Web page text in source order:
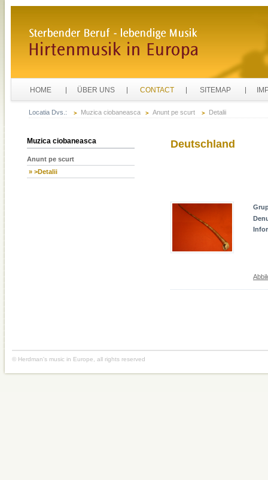
HOME ÜBER UNS CONTACT SITEMAP
Locatia Dvs.: Muzica ciobaneasca Anunt pe scurt Detalii
Muzica ciobaneasca
Anunt pe scurt
» >Detalii
Deutschland
© Herdman's music in Europe, all rights reserved